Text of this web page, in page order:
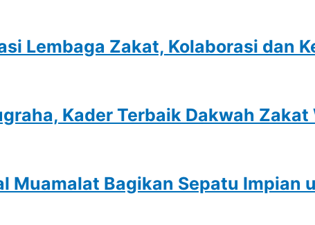
Lembaga Zakat, Kolaborasi dan
Kader Terbaik Dakwah Zakat
Muamalat Bagikan Sepatu Impian